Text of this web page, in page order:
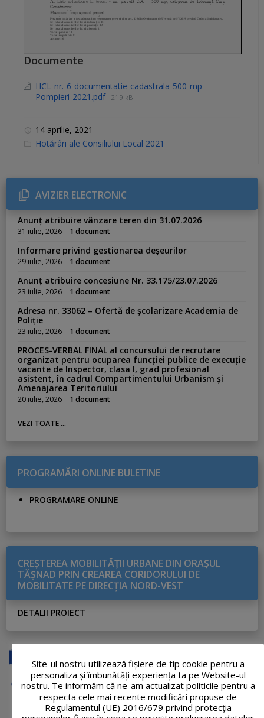
Documente
HCL-nr.-6-documentatie-cadastrala-500-mp-
Pompieri-2021.pdf
219 kB
14 aprilie, 2021
C
r
i
e
s
Hotărâri ale Consiliului Local 2021
AVIZIER ELECTRONIC
Anunț atribuire vânzare teren din 31.07.2026
31 iulie, 2026 1 document
Informare privind gestionarea deșeurilor
29 iulie, 2026 1 document
Anunț atribuire concesiune Nr. 33.175/23.07.2026
23 iulie, 2026 1 document
Adresa nr. 33062 – Ofertă de școlarizare Academia de
Poliție
23 iulie, 2026 1 document
PROCES-VERBAL FINAL al concursului de recrutare
organizat pentru ocuparea funcției publice de execuție
vacante de Inspector, clasa I, grad profesional
asistent, în cadrul Compartimentului Urbanism și
Amenajarea Teritoriului
20 iulie, 2026 1 document
VEZI TOATE ...
PROGRAMĂRI ONLINE BULETINE
PROGRAMARE ONLINE
CREŞTEREA MOBILITĂŢII URBANE DIN ORAŞUL
TĂŞNAD PRIN CREAREA CORIDORULUI DE
MOBILITATE PE DIRECŢIA NORD-VEST
DETALII PROIECT
Site-ul nostru utilizează fişiere de tip cookie pentru a
personaliza și îmbunătăți experiența ta pe Website-ul
nostru. Te informăm că ne-am actualizat politicile pentru a
respecta cele mai recente modificări propuse de
Regulamentul (UE) 2016/679 privind protecția